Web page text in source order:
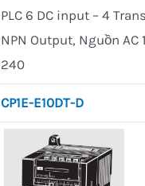
PLC 6 DC input – 4
NPN Output, Nguồn AC
240
CP1E-E10DT-D